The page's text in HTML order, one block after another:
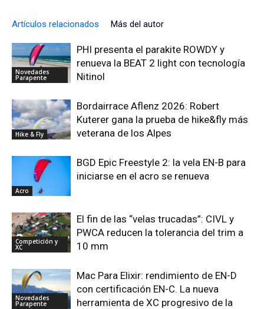
Artículos relacionados Más del autor
Novedades
Parapente
PHI presenta el parakite ROWDY y
renueva la BEAT 2 light con tecnología
Nitinol
Hike & Fly
Bordairrace Aflenz 2026: Robert
Kuterer gana la prueba de hike&fly más
veterana de los Alpes
Acro
BGD Epic Freestyle 2: la vela EN-B para
iniciarse en el acro se renueva
Competición y
XC
El fin de las “velas trucadas”: CIVL y
PWCA reducen la tolerancia del trim a
10 mm
Novedades
Parapente
Mac Para Elixir: rendimiento de EN-D
con certificación EN-C. La nueva
herramienta de XC progresivo de la